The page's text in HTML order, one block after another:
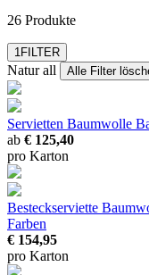
mehr anzeigen
26 Produkte
1FILTER
Natur all Alle Filter
Servietten Baumwolle
ab € 125,40
pro Karton
Besteckserviette
Farben
€ 154,95
pro Karton